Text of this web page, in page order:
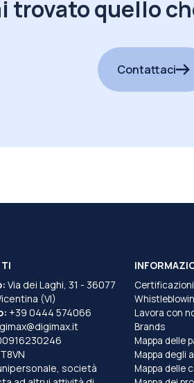
trovato quello
Contattaci
Via dei Laghi, 31 - 36077
(VI)
+39 0444 574066
società
Lavora con
Brands
Mappa delle
Mappa degli
Mappa delle